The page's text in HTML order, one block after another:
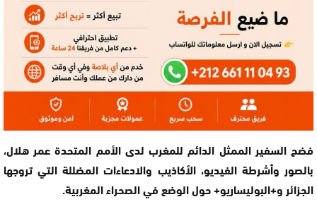
فضح السفير الممثل الدائم للمغرب لدى الأمم المتحدة عمر هلال،
بالصور وأشرطة الفيديو، الأكاذيب والادعاءات المضللة التي تروجها
الجزائر و+البوليساريو+ حول الوضع في الصحراء المغربية.